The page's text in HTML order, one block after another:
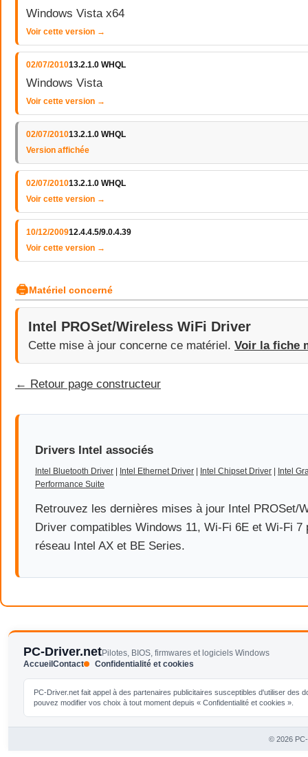
Windows Vista x64
Voir cette version →
02/07/201013.2.1.0 WHQL
Windows Vista
Voir cette version →
02/07/201013.2.1.0 WHQL
Version affichée
02/07/201013.2.1.0 WHQL
Voir cette version →
10/12/200912.4.4.5/9.0.4.39
Voir cette version →
🖨Matériel concerné
Intel PROSet/Wireless WiFi Driver
Cette mise à jour concerne ce matériel. Voir la fiche
← Retour page constructeur
Drivers Intel associés
Intel Bluetooth Driver Intel Ethernet Driver Intel Chipset Driver
Intel
Performance Suite
Retrouvez les dernières mises à jour Intel PROSet/
Driver compatibles Windows 11, Wi-Fi 6E et Wi-Fi 7
réseau Intel AX et BE Series.
PC-Driver.netPilotes, BIOS, firmwares et logiciels Windows
Accueil Contact Confidentialité et cookies
PC-Driver.net fait appel à des partenaires publicitaires susceptibles d'utiliser
pouvez modifier vos choix à tout moment depuis « Confidentialité et cookies ».
© 2026